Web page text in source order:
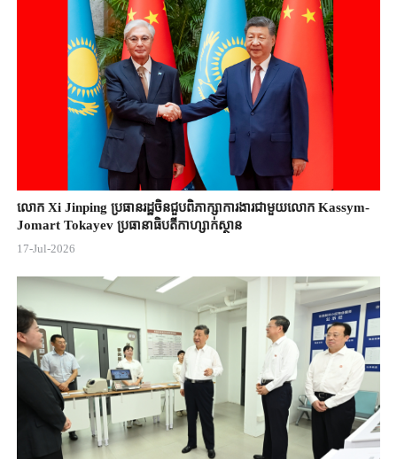
លោក Xi Jinping ប្រធានរដ្ឋចិន​ជួបពិភាក្សា​ការងារជាមួយ​លោក Kassym-
Jomart ​Tokayev ​ប្រធានាធិបតី​កាហ្សាក់ស្ថាន​
17-Jul-2026